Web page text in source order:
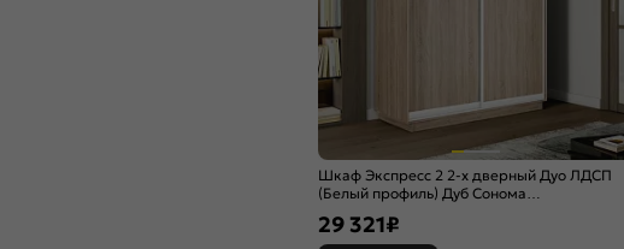
Шкаф Экспресс 2 2-х дверный Дуо ЛДСП
(Белый профиль) Дуб Сонома
29 321₽